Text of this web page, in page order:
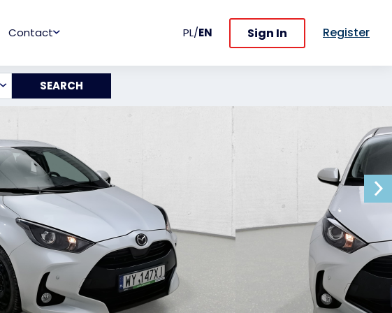
Contact PL/EN Sign In Register